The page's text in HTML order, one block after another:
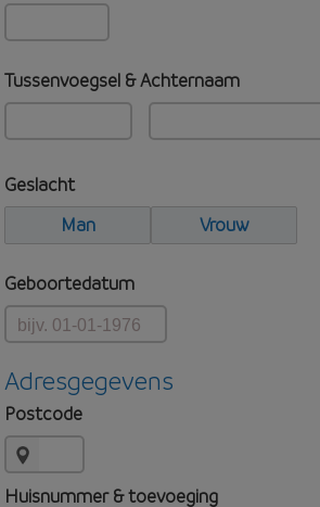
Tussenvoegsel & Achternaam
Geslacht
Man
Vrouw
Geboortedatum
Adresgegevens
Postcode
Huisnummer & toevoeging